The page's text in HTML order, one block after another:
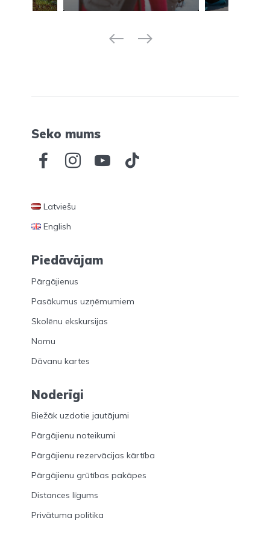
Seko mums
Latviešu
English
Piedāvājam
Pārgājienus
Pasākumus uzņēmumiem
Skolēnu ekskursijas
Nomu
Dāvanu kartes
Noderīgi
Biežāk uzdotie jautājumi
Pārgājienu noteikumi
Pārgājienu rezervācijas kārtība
Pārgājienu grūtības pakāpes
Distances līgums
Privātuma politika